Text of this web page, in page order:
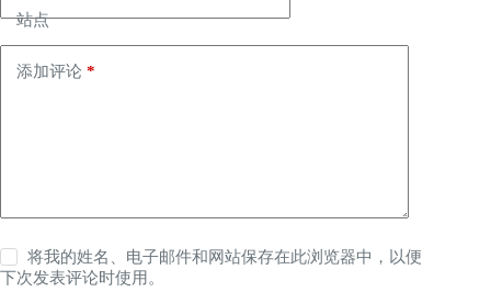
站点
添加评论 *
将我的姓名、电子邮件和网站保存在此浏览器中，以便
下次发表评论时使用。